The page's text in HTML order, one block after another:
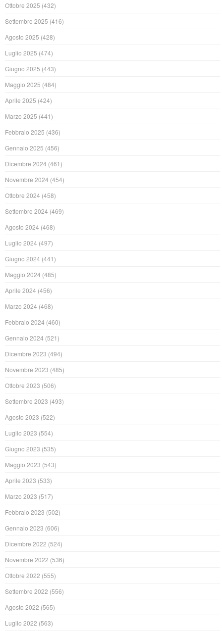
Ottobre 2025 (432)
Settembre 2025 (416)
Agosto 2025 (428)
Luglio 2025 (474)
Giugno 2025 (443)
Maggio 2025 (484)
Aprile 2025 (424)
Marzo 2025 (441)
Febbraio 2025 (436)
Gennaio 2025 (456)
Dicembre 2024 (461)
Novembre 2024 (454)
Ottobre 2024 (458)
Settembre 2024 (469)
Agosto 2024 (468)
Luglio 2024 (497)
Giugno 2024 (441)
Maggio 2024 (485)
Aprile 2024 (456)
Marzo 2024 (468)
Febbraio 2024 (460)
Gennaio 2024 (521)
Dicembre 2023 (494)
Novembre 2023 (485)
Ottobre 2023 (506)
Settembre 2023 (493)
Agosto 2023 (522)
Luglio 2023 (554)
Giugno 2023 (535)
Maggio 2023 (543)
Aprile 2023 (533)
Marzo 2023 (517)
Febbraio 2023 (502)
Gennaio 2023 (606)
Dicembre 2022 (524)
Novembre 2022 (536)
Ottobre 2022 (555)
Settembre 2022 (556)
Agosto 2022 (565)
Luglio 2022 (563)